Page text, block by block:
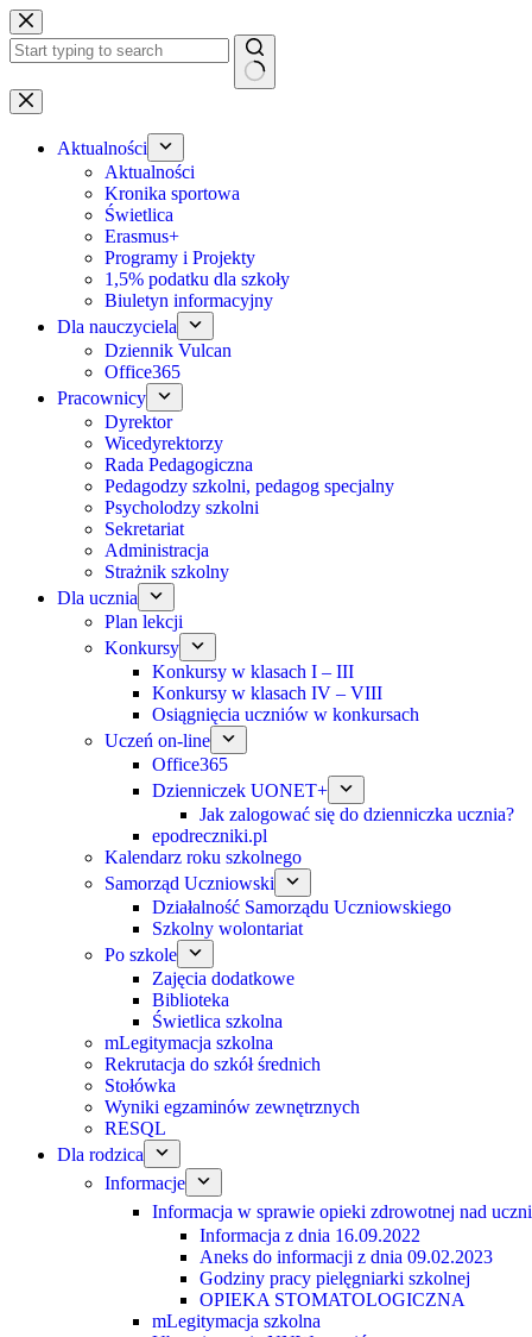
Przejdź
do
treści
Brak
wyników
Aktualności
Aktualności
Kronika sportowa
Świetlica
Erasmus+
Programy i Projekty
1,5% podatku dla szkoły
Biuletyn informacyjny
Dla nauczyciela
Dziennik Vulcan
Office365
Pracownicy
Dyrektor
Wicedyrektorzy
Rada Pedagogiczna
Pedagodzy szkolni, pedagog specjalny
Psycholodzy szkolni
Sekretariat
Administracja
Strażnik szkolny
Dla ucznia
Plan lekcji
Konkursy
Konkursy w klasach I – III
Konkursy w klasach IV – VIII
Osiągnięcia uczniów w konkursach
Uczeń on-line
Office365
Dzienniczek UONET+
Jak zalogować się do dzienniczka ucznia?
epodreczniki.pl
Kalendarz roku szkolnego
Samorząd Uczniowski
Działalność Samorządu Uczniowskiego
Szkolny wolontariat
Po szkole
Zajęcia dodatkowe
Biblioteka
Świetlica szkolna
mLegitymacja szkolna
Rekrutacja do szkół średnich
Stołówka
Wyniki egzaminów zewnętrznych
RESQL
Dla rodzica
Informacje
Informacja w sprawie opieki zdrowotnej nad
Informacja z dnia 16.09.2022
Aneks do informacji z dnia 09.02.2023
Godziny pracy pielęgniarki szkolnej
OPIEKA STOMATOLOGICZNA
mLegitymacja szkolna